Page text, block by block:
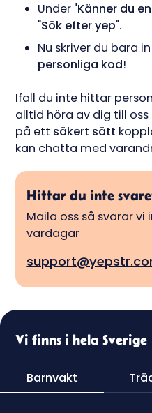
Under "Känner du
"Sök efter yep".
Nu skriver du bara
personliga kod!
Ifall du inte hittar
alltid höra av dig till oss
på ett säkert sätt
kan chatta med
Hittar du inte
Maila oss så svarar
vardagar
Vi finns i hela Sverige
Barnvakt